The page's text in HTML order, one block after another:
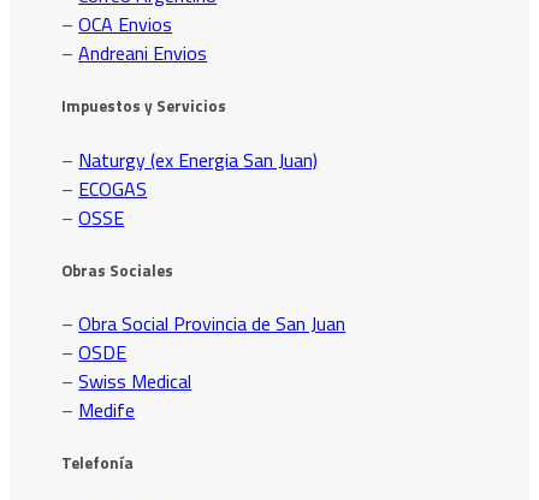
–OCA Envios
–Andreani Envios
Impuestos y Servicios
– Naturgy (ex Energia San Juan)
– ECOGAS
–OSSE
Obras Sociales
–Obra Social Provincia de San Juan
–OSDE
–Swiss Medical
– Medife
Telefonía